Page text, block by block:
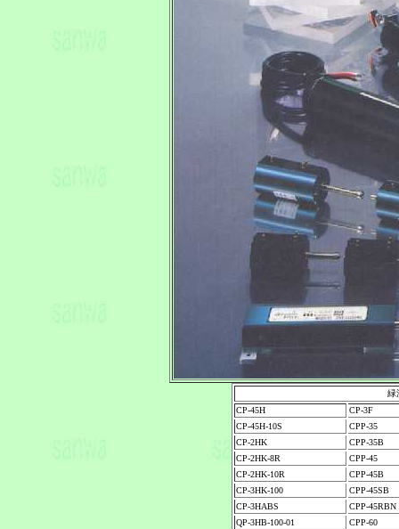
緑
CP-45H
CP-3F
CP-45H-10S
CPP-35
CP-2HK
CPP-35B
CP-2HK-8R
CPP-45
CP-2HK-10R
CPP-45B
CP-3HK-100
CPP-45SB
CP-3HABS
CPP-45RBN
QP-3HB-100-01
CPP-60